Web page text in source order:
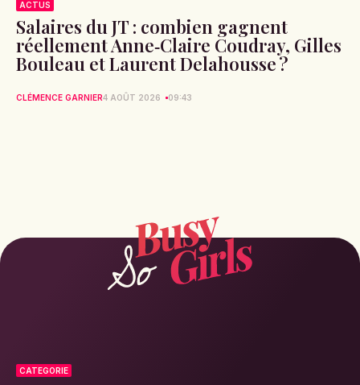
ACTUS
Salaires du JT : combien gagnent
réellement Anne‑Claire Coudray, Gilles
Bouleau et Laurent Delahousse ?
CLÉMENCE GARNIER4 AOÛT 2026 09:43
CATEGORIE